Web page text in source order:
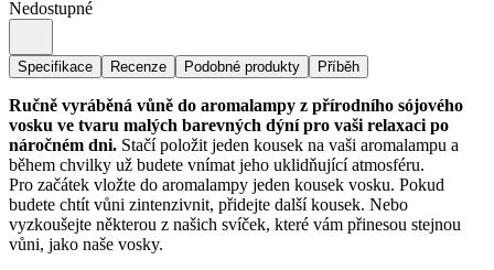
Nedostupné
Specifikace Recenze Podobné produkty Příběh
Ručně vyráběná vůně do aromalampy z přírodního sójového
vosku ve tvaru malých barevných dýní pro vaši relaxaci po
náročném dni. Stačí položit jeden kousek na vaši aromalampu a
během chvilky už budete vnímat jeho uklidňující atmosféru.
Pro začátek vložte do aromalampy jeden kousek vosku. Pokud
budete chtít vůni zintenzivnit, přidejte další kousek. Nebo
vyzkoušejte některou z našich svíček, které vám přinesou stejnou
vůni, jako naše vosky.